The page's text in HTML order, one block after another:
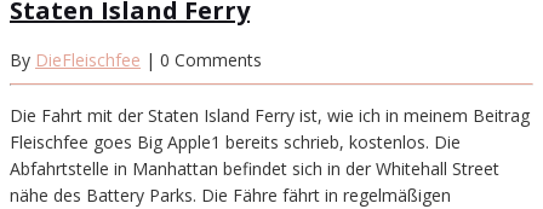
Staten Island Ferry
By DieFleischfee | 0 Comments
Die Fahrt mit der Staten Island Ferry ist, wie ich in meinem Beitrag
Fleischfee goes Big Apple1 bereits schrieb, kostenlos. Die
Abfahrtstelle in Manhattan befindet sich in der Whitehall Street
nähe des Battery Parks. Die Fähre fährt in regelmäßigen